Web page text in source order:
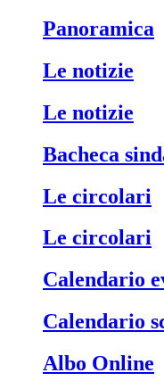
Panoramica
Le notizie
Le notizie
Bacheca
Le circolari
Le circolari
Calendario
Calendario
Albo Online